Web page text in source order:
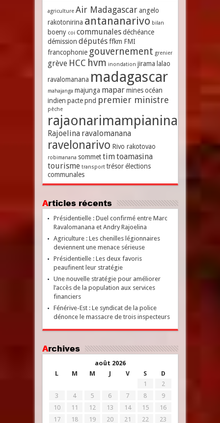
agriculture Air Madagascar angelo
rakotonirina antananarivo bilan
boeny coi communales déchéance
démission députés ffkm FMI
francophonie gouvernement grenier
grève HCC hvm inondation jirama lalao
ravalomanana madagascar
mahajanga majunga mapar mines océan
indien pacte pnd premier ministre
pêche
rajaonarimampianina
Rajoelina ravalomanana
ravelonarivo Rivo rakotovao
robimanana sommet timtoamasina
tourisme transport trésor élections
communales
Articles récents
Présidentielle : Duel confirmé entre Marc
Ravalomanana et Andry Rajoelina
Agriculture : Les chenilles légionnaires
deviennent une menace sérieuse
Présidentielle : Les deux favoris
peaufinent leur stratégie
Une nouvelle stratégie pour améliorer
l’accès de la population aux services
financiers
Fénérive-Est : Le syndicat de la police
dénonce le massacre de trois inspecteurs
Archives
août 2026
L
M M J V S D
1
2
3
4 5 6 7 8
9
10
11 12 13 14 15
16
17
18 19 20 21 22
23